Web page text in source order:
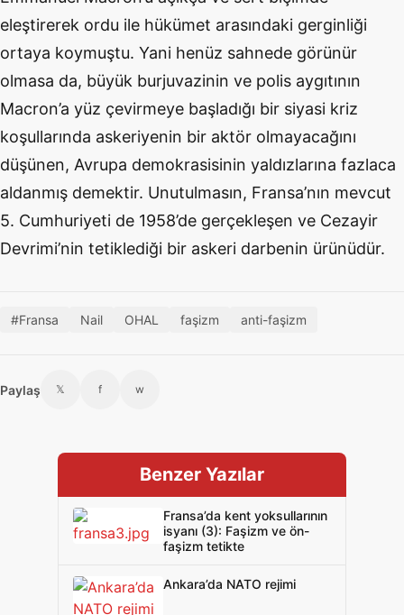
eleştirerek ordu ile hükümet arasındaki gerginliği
ortaya koymuştu. Yani henüz sahnede görünür
olmasa da, büyük burjuvazinin ve polis aygıtının
Macron’a yüz çevirmeye başladığı bir siyasi kriz
koşullarında askeriyenin bir aktör olmayacağını
düşünen, Avrupa demokrasisinin yaldızlarına fazlaca
aldanmış demektir. Unutulmasın, Fransa’nın mevcut
5. Cumhuriyeti de 1958’de gerçekleşen ve Cezayir
Devrimi’nin tetiklediği bir askeri darbenin ürünüdür.
#Fransa Nail OHAL faşizm anti-faşizm
Paylaş 𝕏 f w
Benzer Yazılar
Fransa’da kent yoksullarının
isyanı (3): Faşizm ve ön-
faşizm tetikte
Ankara’da NATO rejimi